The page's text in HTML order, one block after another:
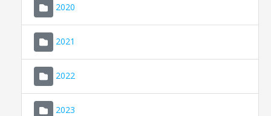
2020
2021
2022
2023